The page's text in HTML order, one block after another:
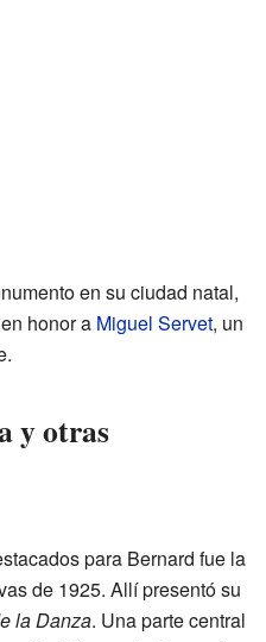
en su ciudad natal,
honor a Miguel Servet, un
y otras
para Bernard fue la
de 1925. Allí presentó su
la Danza. Una parte central